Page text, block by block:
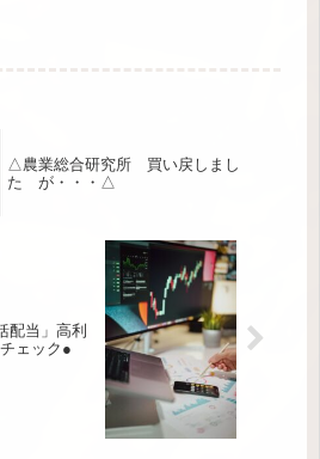
△農業総合研究所 買い戻しまし
た が・・・△
配当」高利
ェック●